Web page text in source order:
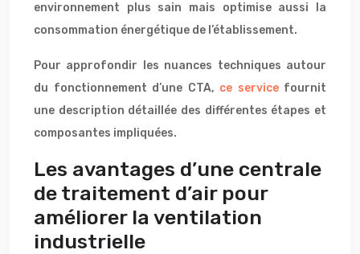
environnement plus sain mais optimise aussi la
consommation énergétique de l’établissement.
Pour approfondir les nuances techniques autour
du fonctionnement d’une CTA, ce servicefournit
une description détaillée des différentes étapes et
composantes impliquées.
Les avantages d’une centrale
de traitement d’air pour
améliorer la ventilation
industrielle